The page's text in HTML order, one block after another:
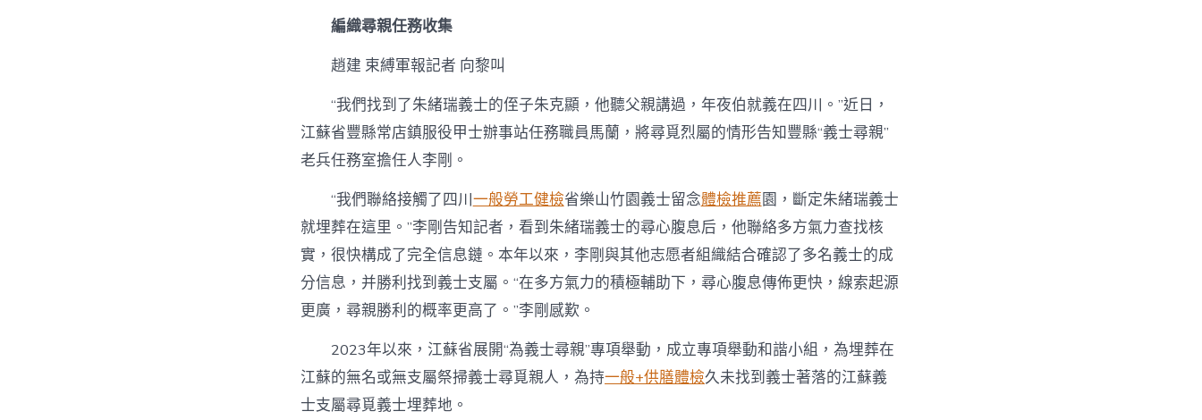
編織尋親任務收集
趙建 束縛軍報記者 向黎叫
“我們找到了朱緒瑞義士的侄子朱克顯，他聽父親講過，年夜伯就義在四川。”近日，
江蘇省豐縣常店鎮服役甲士辦事站任務職員馬蘭，將尋覓烈屬的情形告知豐縣“義士尋親”
老兵任務室擔任人李剛。
“我們聯絡接觸了四川一般勞工健檢省樂山竹園義士留念體檢推薦園，斷定朱緒瑞義士
就埋葬在這里。”李剛告知記者，看到朱緒瑞義士的尋心腹息后，他聯絡多方氣力查找核
實，很快構成了完全信息鏈。本年以來，李剛與其他志愿者組織結合確認了多名義士的成
分信息，并勝利找到義士支屬。“在多方氣力的積極輔助下，尋心腹息傳佈更快，線索起源
更廣，尋親勝利的概率更高了。”李剛感歎。
2023年以來，江蘇省展開“為義士尋親”專項舉動，成立專項舉動和諧小組，為埋葬在
江蘇的無名或無支屬祭掃義士尋覓親人，為持一般+供膳體檢久未找到義士著落的江蘇義
士支屬尋覓義士埋葬地。